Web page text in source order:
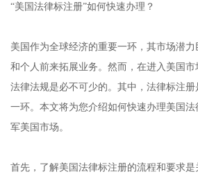
“美国法律标注册”如何快速办理？
美国作为全球经济的重要一环，其市场潜
和个人前来拓展业务。然而，在进入美国
法律法规是必不可少的。其中，法律标注
一环。本文将为您介绍如何快速办理美国
军美国市场。
首先，了解美国法律标注册的流程和要求